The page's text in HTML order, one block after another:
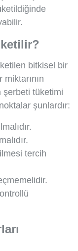
bitkisel bir
şerbeti tüketimi
şunlardır:
tercih